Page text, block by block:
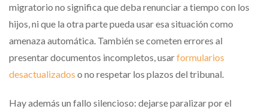
migratorio no significa que deba renunciar a tiempo con los
hijos, ni que la otra parte pueda usar esa situación como
amenaza automática. También se cometen errores al
presentar documentos incompletos, usarformularios
desactualizados o no respetar los plazos del tribunal.
Hay además un fallo silencioso: dejarse paralizar por el